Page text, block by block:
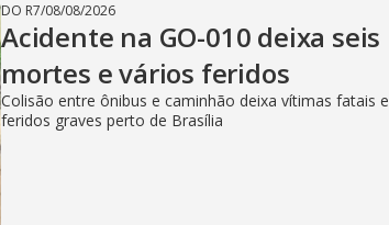
DO R7/08/08/2026
Acidente na GO-010 deixa seis
mortes e vários feridos
Colisão entre ônibus e caminhão deixa vítimas fatais e
feridos graves perto de Brasília